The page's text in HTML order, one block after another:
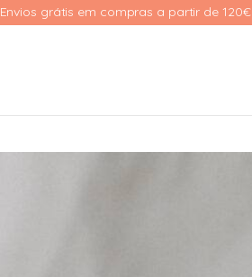
Envios grátis em compras a partir de 120€